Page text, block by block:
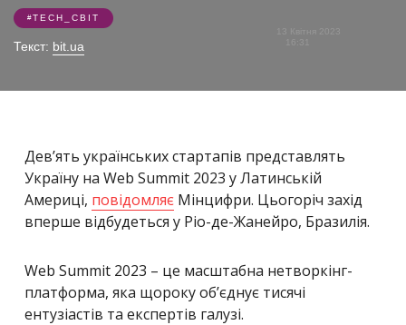
TECH_СВІТ
Текст: bit.ua
Дев’ять українських стартапів представлять
Україну на Web Summit 2023 у Латинській
Америці, повідомляє Мінцифри. Цьогоріч захід
вперше відбудеться у Ріо-де-Жанейро, Бразилія.
Web Summit 2023 – це масштабна нетворкінг-
платформа, яка щороку об’єднує тисячі
ентузіастів та експертів галузі.